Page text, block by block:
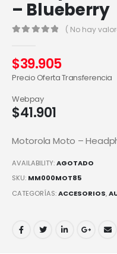
– Blueberry
( No hay
$39.905
Precio Oferta Transferencia
$41.901
Webpay
Motorola Moto –
AVAILABILITY:AGOTADO
SKU: MM000MOT85
CATEGORÍAS:ACCESORIOS,